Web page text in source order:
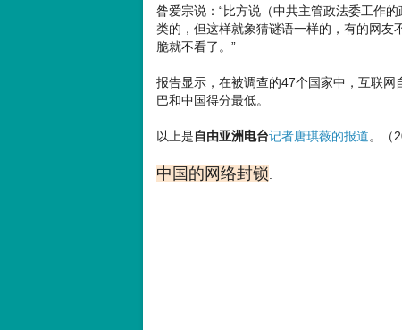
昝爱宗说：“比方说（中共主管政法委工作的
类的，但这样就象猜谜语一样的，有的网友
脆就不看了。”
报告显示，在被调查的47个国家中，互联
巴和中国得分最低。
以上是自由亚洲电台记者唐琪薇的报道。（
中国的网络封锁: